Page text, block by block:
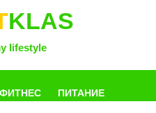
KLAS
lifestyle
ФИТНЕС ПИТАНИЕ